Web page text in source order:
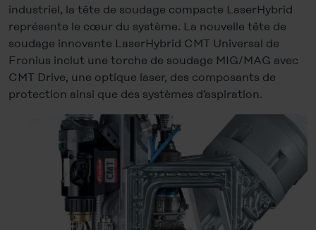
industriel, la tête de soudage compacte LaserHybrid
représente le cœur du système. La nouvelle tête de
soudage innovante LaserHybrid CMT Universal de
Fronius inclut une torche de soudage MIG/MAG avec
CMT Drive, une optique laser, des composants de
protection ainsi que des systèmes d’aspiration.